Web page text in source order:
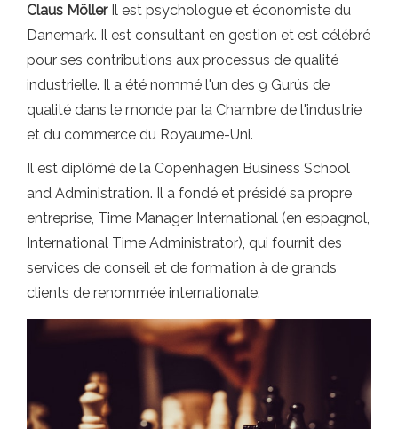
Claus MöllerIl est psychologue et économiste du
Danemark. Il est consultant en gestion et est célébré
pour ses contributions aux processus de qualité
industrielle. Il a été nommé l'un des 9 Gurús de
qualité dans le monde par la Chambre de l'industrie
et du commerce du Royaume-Uni.
Il est diplômé de la Copenhagen Business School
and Administration. Il a fondé et présidé sa propre
entreprise, Time Manager International (en espagnol,
International Time Administrator), qui fournit des
services de conseil et de formation à de grands
clients de renommée internationale.